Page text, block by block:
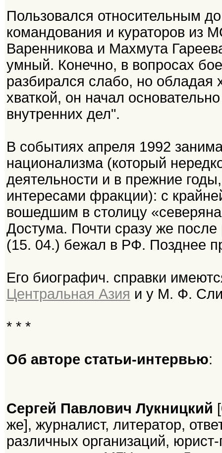
Пользовался относительным
командования и кураторов
Варенникова и Махмута
умный. Конечно, в вопросах
разбирался слабо, но обладая
хваткой, он начал
внутренних дел".
В событиях апреля 1992
национализма (который
деятельности и в прежние
интересами фракции): с
вошедшим в столицу
Достума. Почти сразу же после
(15. 04.) бежал в РФ. Позднее
Его биографич. справки
Центральная Азия и у М. Ф.
* * *
Об авторе статьи-интервью:
Сергей Павлович Лукницкий
же], журналист, литератор,
различных организаций,